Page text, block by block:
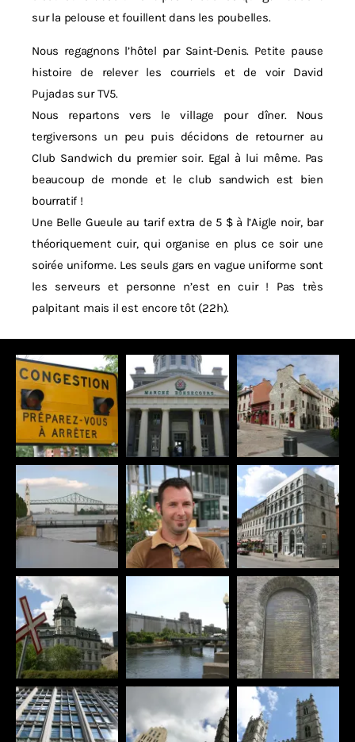
sur la pelouse et fouillent dans les poubelles.
Nous regagnons l’hôtel par Saint-Denis. Petite pause
histoire de relever les courriels et de voir David
Pujadas sur TV5.
Nous repartons vers le village pour dîner. Nous
tergiversons un peu puis décidons de retourner au
Club Sandwich du premier soir. Egal à lui même. Pas
beaucoup de monde et le club sandwich est bien
bourratif !
Une Belle Gueule au tarif extra de 5 $ à l’Aigle noir, bar
théoriquement cuir, qui organise en plus ce soir une
soirée uniforme. Les seuls gars en vague uniforme sont
les serveurs et personne n’est en cuir ! Pas très
palpitant mais il est encore tôt (22h).